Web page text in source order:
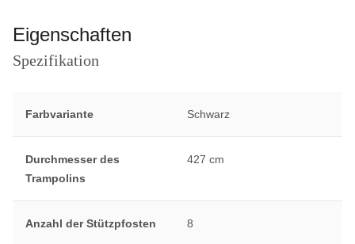
Eigenschaften
Spezifikation
Farbvariante Schwarz
Durchmesser des
Trampolins
427 cm
Anzahl der Stützpfosten 8